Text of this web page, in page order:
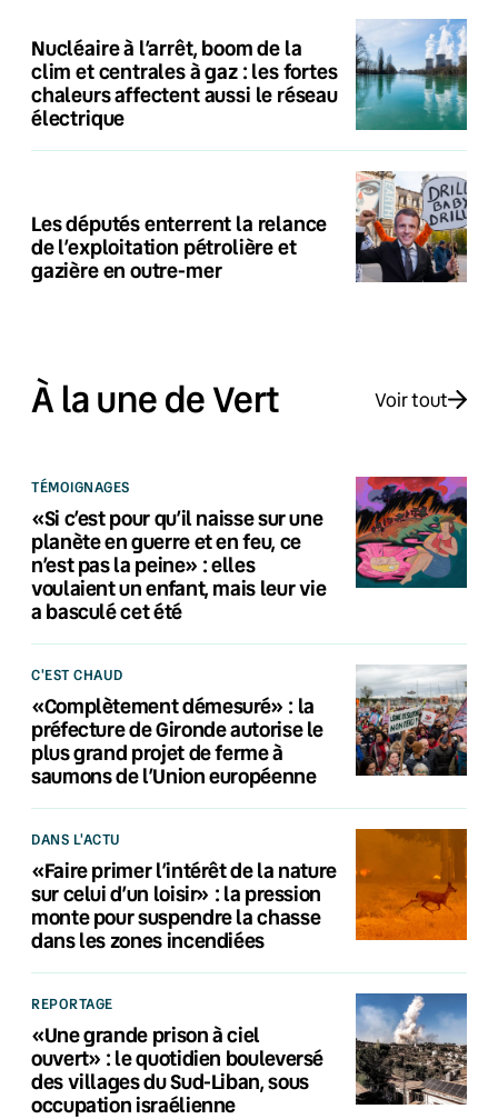
Nucléaire à l’arrêt, boom de la
clim et centrales à gaz : les fortes
chaleurs affectent aussi le réseau
électrique
Les députés enterrent la relance
de l’exploitation pétrolière et
gazière en outre-mer
À la une de Vert Voir tout
TÉMOIGNAGES
«Si c’est pour qu’il naisse sur une
planète en guerre et en feu, ce
n’est pas la peine» : elles
voulaient un enfant, mais leur vie
a basculé cet été
C'EST CHAUD
«Complètement démesuré» : la
préfecture de Gironde autorise le
plus grand projet de ferme à
saumons de l’Union européenne
DANS L'ACTU
«Faire primer l’intérêt de la nature
sur celui d’un loisir» : la pression
monte pour suspendre la chasse
dans les zones incendiées
REPORTAGE
«Une grande prison à ciel
ouvert» : le quotidien bouleversé
des villages du Sud-Liban, sous
occupation israélienne